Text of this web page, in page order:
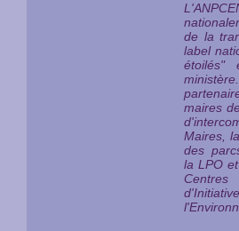
de la
label
étoilés"
ministère
maires
Maires,
des
la LPO